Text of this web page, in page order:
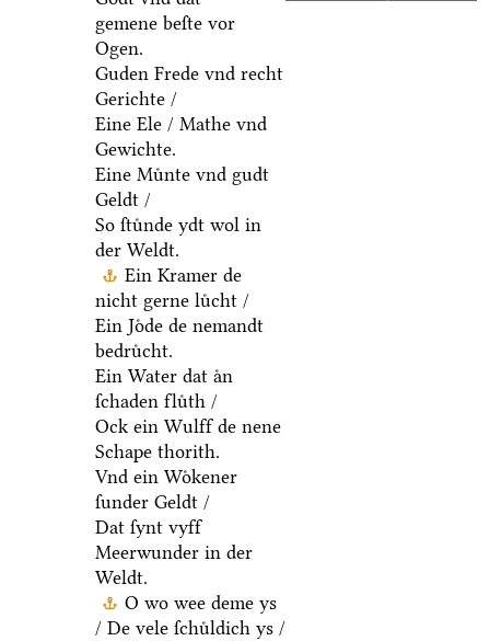
gemene beſte vor
Ogen.
Guden Frede vnd recht
Gerichte /
Eine Ele / Mathe vnd
Gewichte.
Eine Muͤnte vnd gudt
Geldt /
So ſtuͤnde ydt wol in
der Weldt.
Ein Kramer de
nicht gerne luͤcht /
Ein Joͤde de nemandt
bedruͤcht.
Ein Water dat aͤn
ſchaden fluͤth /
Ock ein Wulff de nene
Schape thorith.
Vnd ein Woͤkener
ſunder Geldt /
Dat ſynt vyff
Meerwunder in der
Weldt.
O wo wee deme ys
/ De vele ſchuͤldich ys /